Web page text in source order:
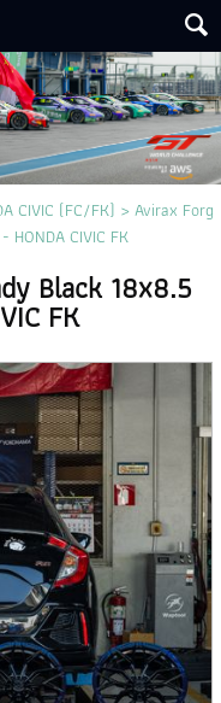
CIVIC (FC/FK) > Avirax Forg
HONDA CIVIC FK
Black 18x8.5
FK